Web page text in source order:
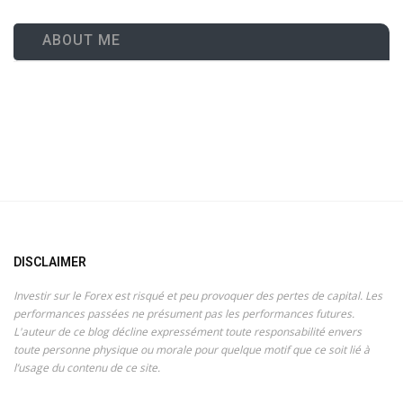
ABOUT ME
DISCLAIMER
Investir sur le Forex est risqué et peu provoquer des pertes de capital. Les
performances passées ne présument pas les performances futures.
L'auteur de ce blog décline expressément toute responsabilité envers
toute personne physique ou morale pour quelque motif que ce soit lié à
l’usage du contenu de ce site.